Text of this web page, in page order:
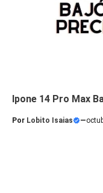
Ipone 14 Pro Max
Por Lobito Isaias —